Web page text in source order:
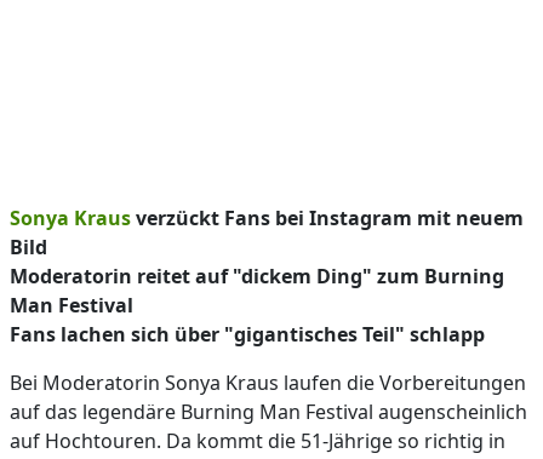
Sonya Krausverzückt Fans bei Instagram mit neuem
Bild
Moderatorin reitet auf "dickem Ding" zum Burning
Man Festival
Fans lachen sich über "gigantisches Teil" schlapp
Bei Moderatorin Sonya Kraus laufen die Vorbereitungen
auf das legendäre Burning Man Festival augenscheinlich
auf Hochtouren. Da kommt die 51-Jährige so richtig in